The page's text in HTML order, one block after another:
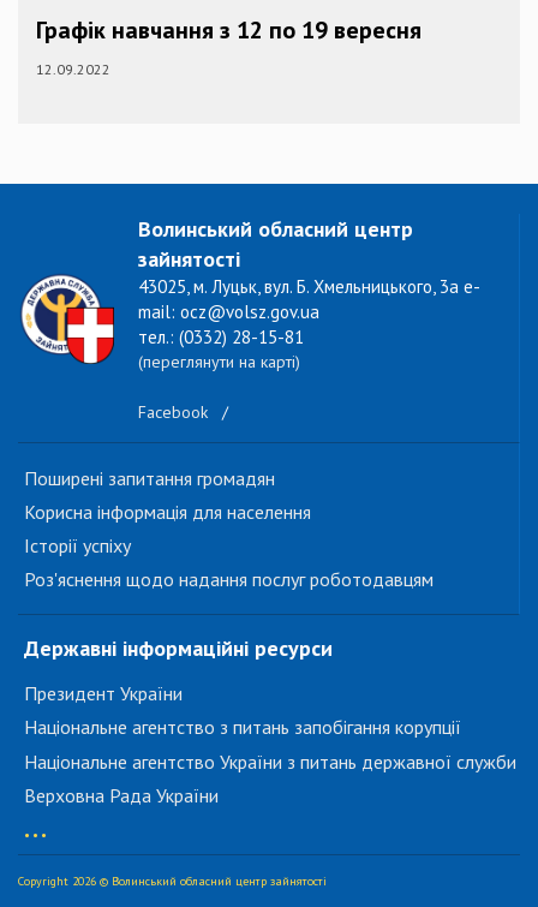
Графік навчання з 12 по 19 вересня
12.09.2022
Волинський обласний центр
зайнятості
43025, м. Луцьк, вул. Б. Хмельницького, 3а e-
mail: ocz@volsz.gov.ua
тел.: (0332) 28-15-81
(переглянути на карті)
Facebook /
Поширені запитання громадян
Корисна інформація для населення
Історії успіху
Роз'яснення щодо надання послуг роботодавцям
Державні інформаційні ресурси
Президент України
Національне агентство з питань запобігання корупції
Національне агентство України з питань державної служби
Верховна Рада України
...
Copyright 2026 © Волинський обласний центр зайнятості